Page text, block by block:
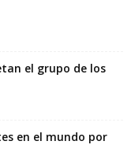
el grupo de los
en el mundo por